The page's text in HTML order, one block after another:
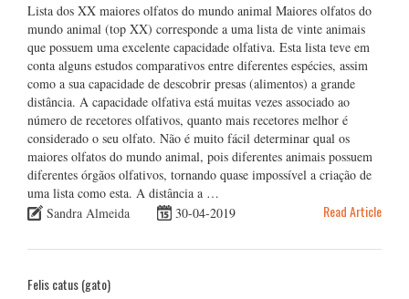
Lista dos XX maiores olfatos do mundo animal Maiores olfatos do
mundo animal (top XX) corresponde a uma lista de vinte animais
que possuem uma excelente capacidade olfativa. Esta lista teve em
conta alguns estudos comparativos entre diferentes espécies, assim
como a sua capacidade de descobrir presas (alimentos) a grande
distância. A capacidade olfativa está muitas vezes associado ao
número de recetores olfativos, quanto mais recetores melhor é
considerado o seu olfato. Não é muito fácil determinar qual os
maiores olfatos do mundo animal, pois diferentes animais possuem
diferentes órgãos olfativos, tornando quase impossível a criação de
uma lista como esta. A distância a …
Sandra Almeida
30-04-2019 Read Article
Felis catus (gato)